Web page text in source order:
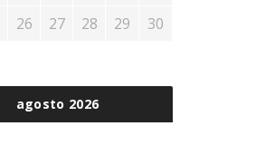
agosto 2026
26 27 28 29
30